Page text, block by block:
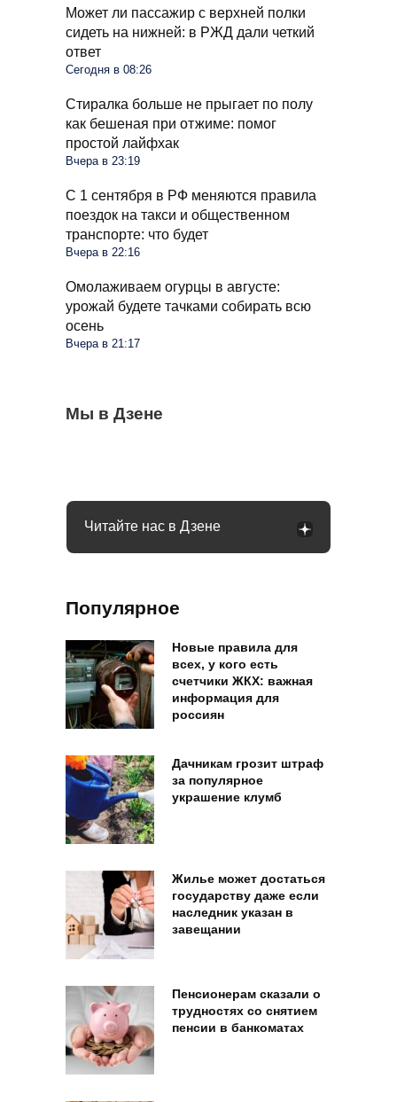
Может ли пассажир с верхней полки
сидеть на нижней: в РЖД дали четкий
ответ
Сегодня в 08:26
Стиралка больше не прыгает по полу
как бешеная при отжиме: помог
простой лайфхак
Вчера в 23:19
С 1 сентября в РФ меняются правила
поездок на такси и общественном
транспорте: что будет
Вчера в 22:16
Омолаживаем огурцы в августе:
урожай будете тачками собирать всю
осень
Вчера в 21:17
Мы в Дзене
Бывший продавец выдала уловки
«Магнита» и «Пятерочки»: сети всегда
Семьи в России получат до 200 тысяч
С 1 сентября россиян будут сажать и
Читайте нас в Дзене
Популярное
Новые правила для
всех, у кого есть
счетчики ЖКХ: важная
информация для
россиян
Дачникам грозит штраф
за популярное
украшение клумб
Жилье может достаться
государству даже если
наследник указан в
завещании
Пенсионерам сказали о
трудностях со снятием
пенсии в банкоматах